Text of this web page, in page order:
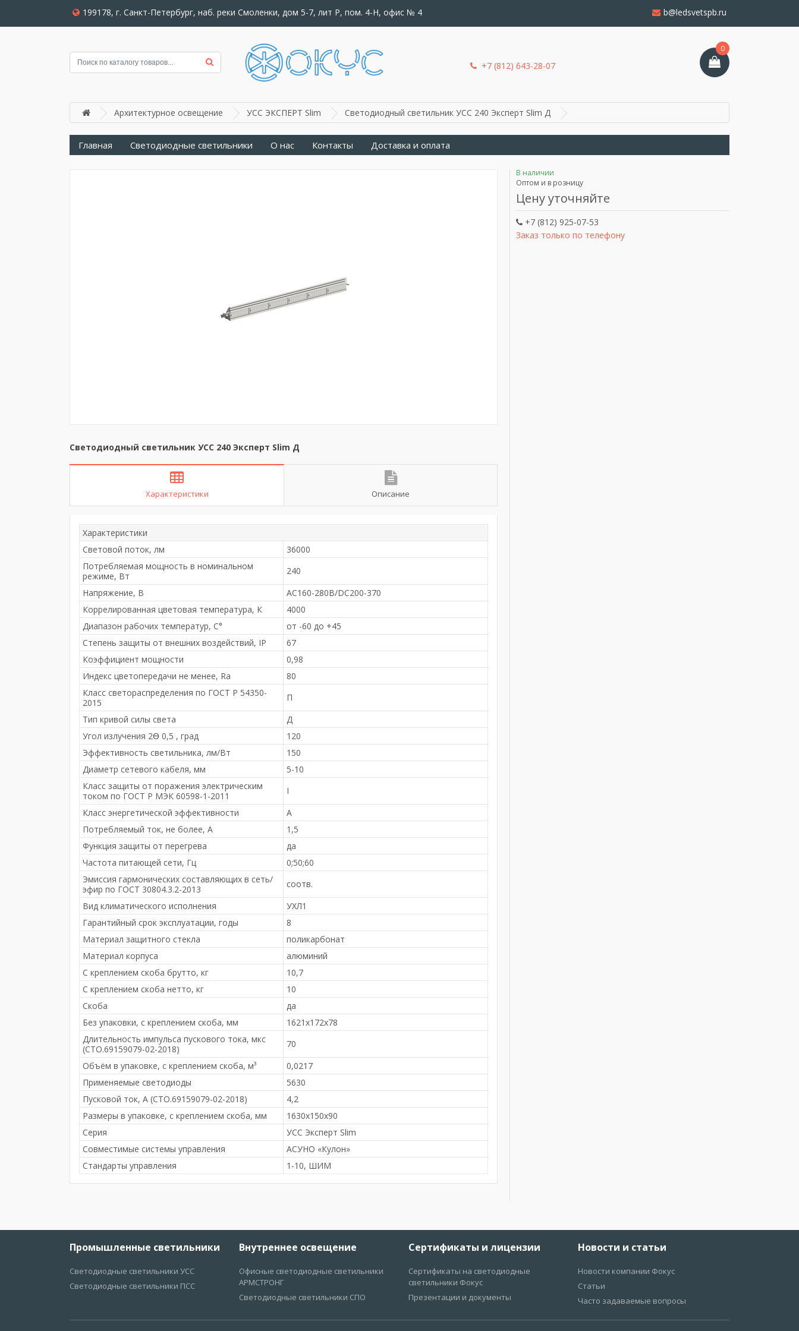
199178, г. Санкт-Петербург, наб. реки Смоленки, дом 5-7, лит Р, пом. 4-Н, офис № 4 b@ledsvetspb.ru
+7 (812) 643-28-07
0
Архитектурное освещение УСС ЭКСПЕРТ Slim Светодиодный светильник УСС 240 Эксперт Slim Д
Главная Светодиодные светильники О нас Контакты Доставка и оплата
Светодиодный светильник УСС 240 Эксперт Slim Д
Характеристики Описание
Характеристики
Световой поток, лм
36000
Потребляемая мощность в номинальном
режиме, Вт
240
Напряжение, В
АС160-280В/DC200-370
Коррелированная цветовая температура, К
4000
Диапазон рабочих температур, С°
от -60 до +45
Степень защиты от внешних воздействий, IP
67
Коэффициент мощности
0,98
Индекс цветопередачи не менее, Ra
80
Класс светораспределения по ГОСТ Р 54350-
2015
П
Тип кривой силы света
Д
Угол излучения 2Ɵ 0,5 , град
120
Эффективность светильника, лм/Вт
150
Диаметр сетевого кабеля, мм
5-10
Класс защиты от поражения электрическим
током по ГОСТ Р МЭК 60598-1-2011
I
Класс энергетической эффективности
А
Потребляемый ток, не более, A
1,5
Функция защиты от перегрева
да
Частота питающей сети, Гц
0;50;60
Эмиссия гармонических составляющих в сеть/
эфир по ГОСТ 30804.3.2-2013
соотв.
Вид климатического исполнения
УХЛ1
Гарантийный срок эксплуатации, годы
8
Материал защитного стекла
поликарбонат
Материал корпуса
алюминий
С креплением скоба брутто, кг
10,7
С креплением скоба нетто, кг
10
Скоба
да
Без упаковки, с креплением скоба, мм
1621x172x78
Длительность импульса пускового тока, мкс
(СТО.69159079-02-2018)
70
Объём в упаковке, с креплением скоба, м³
0,0217
Применяемые светодиоды
5630
Пусковой ток, А (СТО.69159079-02-2018)
4,2
Размеры в упаковке, с креплением скоба, мм
1630x150x90
Серия
УСС Эксперт Slim
Совместимые системы управления
АСУНО «Кулон»
Стандарты управления
1-10, ШИМ
В наличии
Оптом и в розницу
Цену уточняйте
+7 (812) 925-07-53
Заказ только по телефону
Промышленные светильники
Светодиодные светильники УСС
Светодиодные светильники ПСС
Внутреннее освещение
Офисные светодиодные светильники
АРМСТРОНГ
Светодиодные светильники СПО
Сертификаты и лицензии
Сертификаты на светодиодные
светильники Фокус
Презентации и документы
Новости и статьи
Новости компании Фокус
Статьи
Часто задаваемые вопросы